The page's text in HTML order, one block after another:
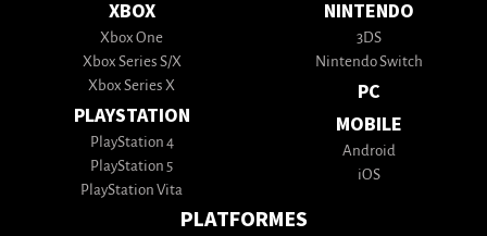
XBOX
Xbox One
Xbox Series S/X
Xbox Series X
PLAYSTATION
PlayStation 4
PlayStation 5
PlayStation Vita
NINTENDO
3DS
Nintendo Switch
PC
MOBILE
Android
iOS
PLATFORMES